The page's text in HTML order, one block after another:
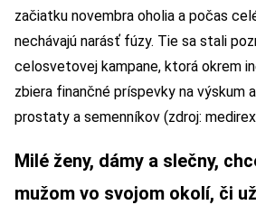
začiatku novembra oholia a počas
nechávajú narásť fúzy. Tie sa stali
celosvetovej kampane, ktorá okrem
zbiera finančné príspevky na výskum
prostaty a semenníkov (zdroj:
Milé ženy, dámy a slečny,
mužom vo svojom okolí, či